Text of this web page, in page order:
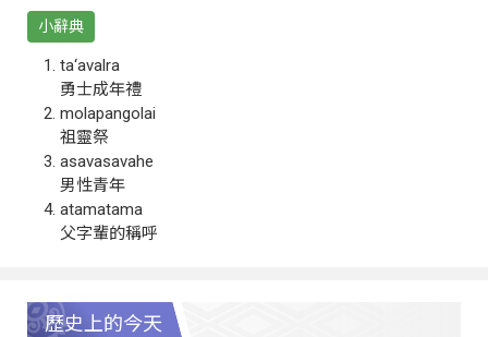
小辭典
ta‘avalra
勇士成年禮
molapangolai
祖靈祭
asavasavahe
男性青年
atamatama
父字輩的稱呼
歷史上的今天